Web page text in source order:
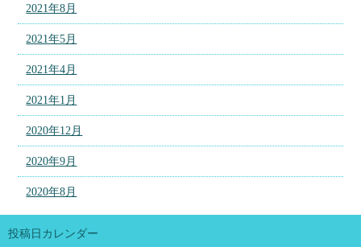
2021年8月
2021年5月
2021年4月
2021年1月
2020年12月
2020年9月
2020年8月
投稿日カレンダー